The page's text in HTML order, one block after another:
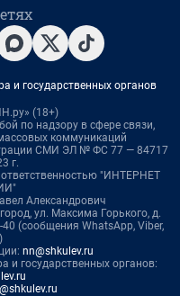
и государственных органов
(18+)
по надзору в сфере связи,
коммуникаций
СМИ ЭЛ № ФС 77 — 84717
г.
"ИНТЕРНЕТ
Александрович
ул. Максима Горького, д.
(сообщения WhatsApp, Viber,
nn@shkulev.ru
и государственных органов: